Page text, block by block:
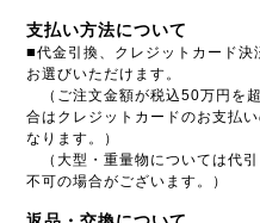
支払い方法について
■代金引換、クレジットカード決
お選びいただけます。
（ご注文金額が税込50万円を
合はクレジットカードのお支払い
なります。）
（大型・重量物については代引
不可の場合がございます。）